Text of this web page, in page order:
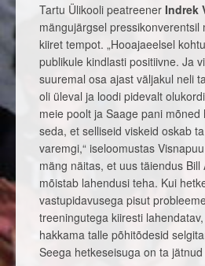
Tartu Ülikooli peatreener Indrek
mängujärgsel pressikonverentsil
kiiret tempot. „Hooajaeelsel
publikule kindlasti positiivne. Ja
suuremal osa ajast väljakul neli
oli üleval ja loodi pidevalt
meie poolt ja Saage pani mõned
seda, et selliseid viskeid oskab
varemgi,“ iseloomustas
mäng näitas, et uus täiendus
mõistab lahendusi teha. Kui
vastupidavusega pisut
treeningutega kiiresti
hakkama talle põhitõdesid
Seega hetkeseisuga on ta